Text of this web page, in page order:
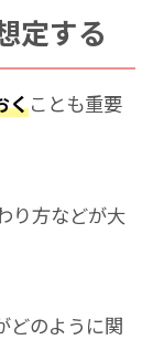
定する
くことも重要
り方などが大
どのように関